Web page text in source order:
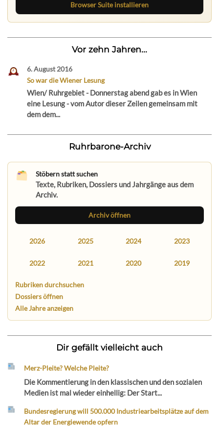
Browser Suite installieren
Vor zehn Jahren...
6. August 2016
So war die Wiener Lesung
Wien/ Ruhrgebiet - Donnerstag abend gab es in Wien
eine Lesung - vom Autor dieser Zeilen gemeinsam mit
dem dem...
Ruhrbarone-Archiv
Stöbern statt suchen
Texte, Rubriken, Dossiers und Jahrgänge aus dem
Archiv.
Archiv öffnen
2026 2025 2024 2023
2022 2021 2020 2019
Rubriken durchsuchen
Dossiers öffnen
Alle Jahre anzeigen
Dir gefällt vielleicht auch
Merz-Pleite? Welche Pleite?
Die Kommentierung in den klassischen und den sozialen
Medien ist mal wieder einhellig: Der Start...
Bundesregierung will 500.000 Industriearbeitsplätze auf dem
Altar der Energiewende opfern